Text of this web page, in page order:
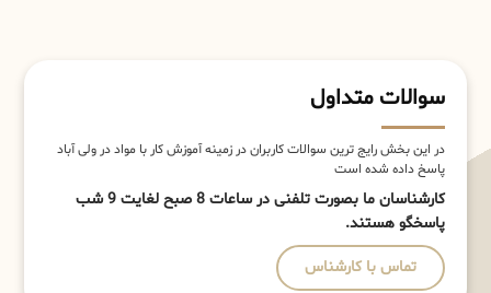
سوالات متداول
در این بخش رایج ترین سوالات کاربران در زمینه آموزش کار با مواد در ولی آباد
پاسخ داده شده است
کارشناسان ما بصورت تلفنی در ساعات 8 صبح لغایت 9 شب
پاسخگو هستند.
تماس با کارشناس